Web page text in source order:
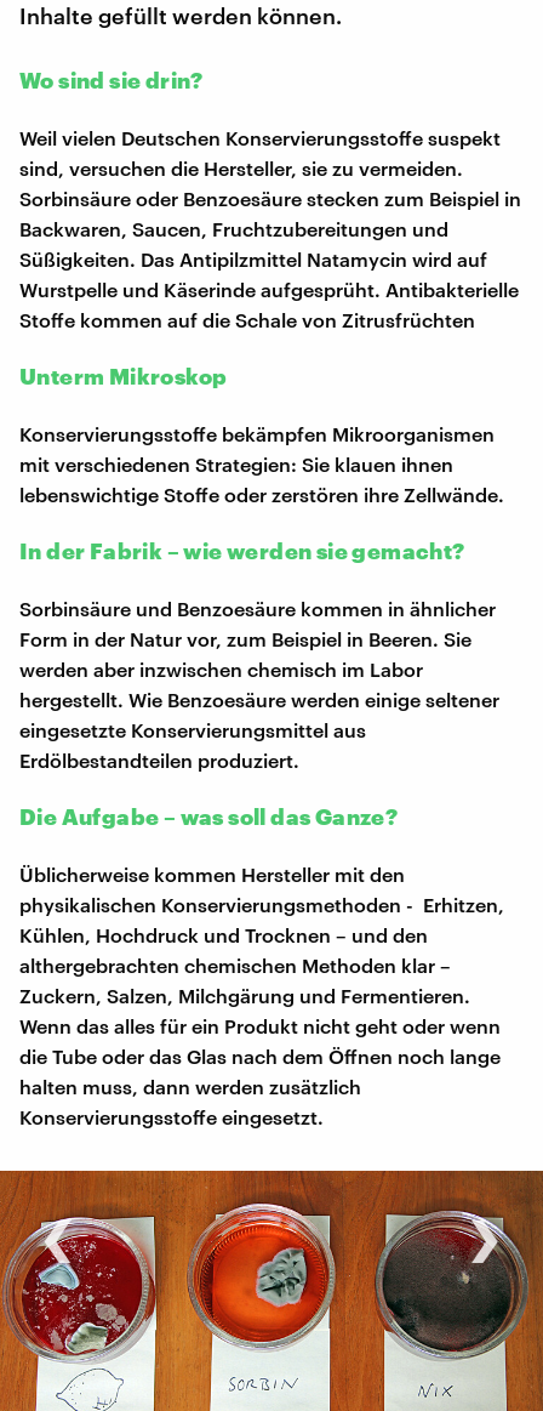
Inhalte gefüllt werden können.
Wo sind sie drin?
Weil vielen Deutschen Konservierungsstoffe suspekt
sind, versuchen die Hersteller, sie zu vermeiden.
Sorbinsäure oder Benzoesäure stecken zum Beispiel in
Backwaren, Saucen, Fruchtzubereitungen und
Süßigkeiten. Das Antipilzmittel Natamycin wird auf
Wurstpelle und Käserinde aufgesprüht. Antibakterielle
Stoffe kommen auf die Schale von Zitrusfrüchten
Unterm Mikroskop
Konservierungsstoffe bekämpfen Mikroorganismen
mit verschiedenen Strategien: Sie klauen ihnen
lebenswichtige Stoffe oder zerstören ihre Zellwände.
In der Fabrik – wie werden sie gemacht?
Sorbinsäure und Benzoesäure kommen in ähnlicher
Form in der Natur vor, zum Beispiel in Beeren. Sie
werden aber inzwischen chemisch im Labor
hergestellt. Wie Benzoesäure werden einige seltener
eingesetzte Konservierungsmittel aus
Erdölbestandteilen produziert.
Die Aufgabe – was soll das Ganze?
Üblicherweise kommen Hersteller mit den
physikalischen Konservierungsmethoden - Erhitzen,
Kühlen, Hochdruck und Trocknen – und den
althergebrachten chemischen Methoden klar –
Zuckern, Salzen, Milchgärung und Fermentieren.
Wenn das alles für ein Produkt nicht geht oder wenn
die Tube oder das Glas nach dem Öffnen noch lange
halten muss, dann werden zusätzlich
Konservierungsstoffe eingesetzt.
‹ ›